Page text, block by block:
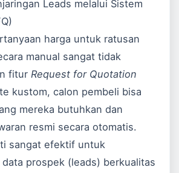
Leads melalui Sistem
harga untuk ratusan
manual sangat tidak
fiturRequest for Quotation
kustom, calon pembeli bisa
mereka butuhkan dan
resmi secara otomatis.
sangat efektif untuk
data prospek (leads) berkualitas